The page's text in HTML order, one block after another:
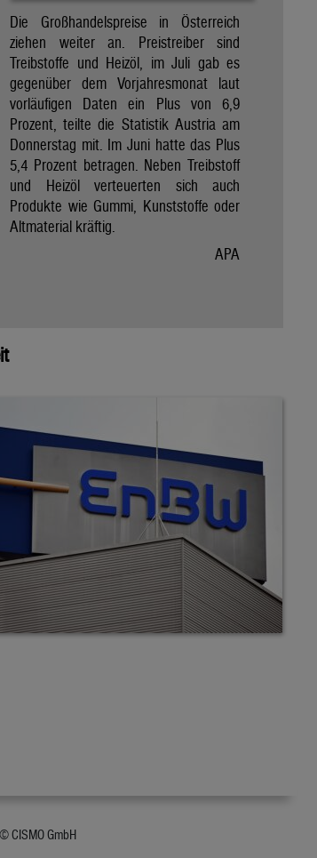
Die Großhandelspreise in Österreich
ziehen weiter an. Preistreiber sind
Treibstoffe und Heizöl, im Juli gab es
gegenüber dem Vorjahresmonat laut
vorläufigen Daten ein Plus von 6,9
Prozent, teilte die Statistik Austria am
Donnerstag mit. Im Juni hatte das Plus
5,4 Prozent betragen. Neben Treibstoff
und Heizöl verteuerten sich auch
Produkte wie Gummi, Kunststoffe oder
Altmaterial kräftig.
APA
CISMO GmbH